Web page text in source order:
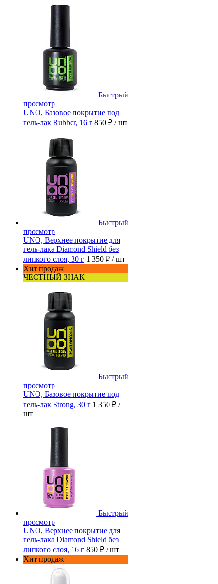
Быстрый
просмотр
UNO, Базовое покрытие под
гель-лак Rubber, 16 г 850 ₽ / шт
Быстрый
просмотр
UNO, Верхнее покрытие для
гель-лака Diamond Shield без
липкого слоя, 30 г 1 350 ₽ / шт
Хит продаж
ЧЕСТНЫЙ ЗНАК
Быстрый
просмотр
UNO, Базовое покрытие под
гель-лак Strong, 30 г 1 350 ₽ /
шт
Быстрый
просмотр
UNO, Верхнее покрытие для
гель-лака Diamond Shield без
липкого слоя, 16 г 850 ₽ / шт
Хит продаж